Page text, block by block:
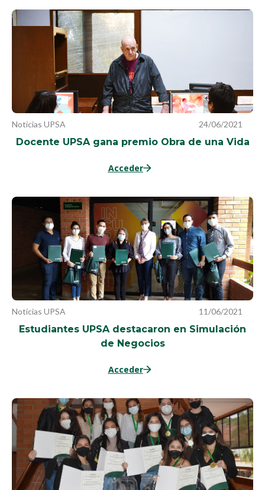
Noticias UPSA 24/06/2021
Docente UPSA gana premio Obra de una Vida
Acceder
Noticias UPSA 11/06/2021
Estudiantes UPSA destacaron en Simulación
de Negocios
Acceder